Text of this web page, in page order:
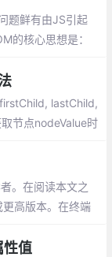
题鲜有由JS引起
的核心思想是：
lastChild,
节点nodeValue时
。在阅读本文之
高版本。在终端
值